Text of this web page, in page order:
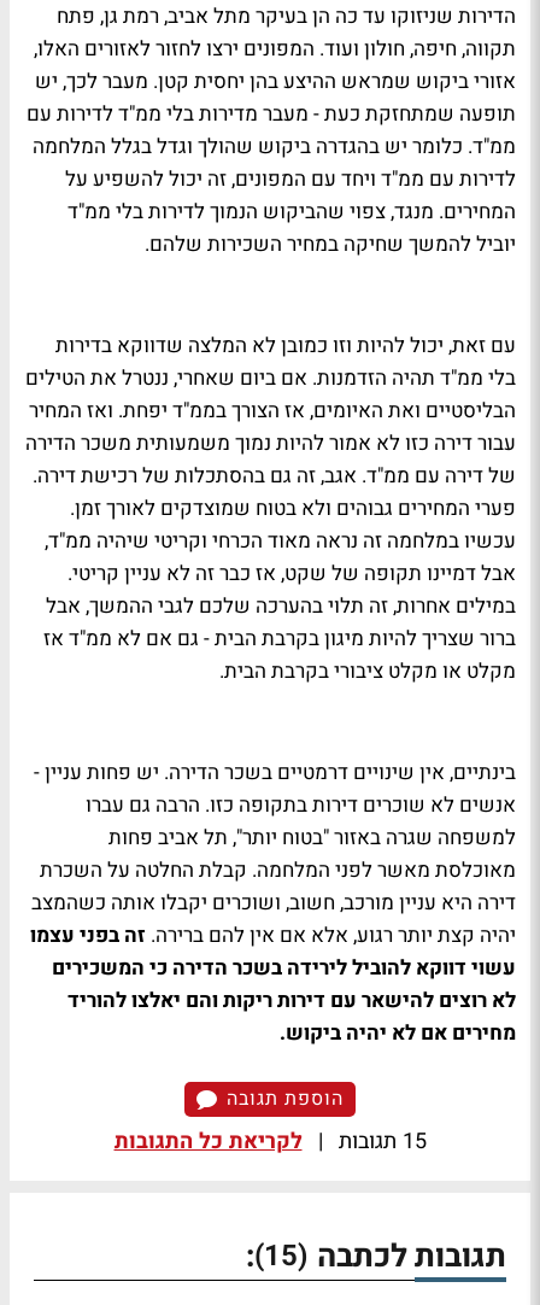
הדירות שניזוקו עד כה הן בעיקר מתל אביב, רמת גן, פתח
תקווה, חיפה, חולון ועוד. המפונים ירצו לחזור לאזורים האלו,
אזורי ביקוש שמראש ההיצע בהן יחסית קטן. מעבר לכך, יש
תופעה שמתחזקת כעת - מעבר מדירות בלי ממ"ד לדירות עם
ממ"ד. כלומר יש בהגדרה ביקוש שהולך וגדל בגלל המלחמה
לדירות עם ממ"ד ויחד עם המפונים, זה יכול להשפיע על
המחירים. מנגד, צפוי שהביקוש הנמוך לדירות בלי ממ"ד
יוביל להמשך שחיקה במחיר השכירות שלהם.
עם זאת, יכול להיות וזו כמובן לא המלצה שדווקא בדירות
בלי ממ"ד תהיה הזדמנות. אם ביום שאחרי, ננטרל את הטילים
הבליסטיים ואת האיומים, אז הצורך בממ"ד יפחת. ואז המחיר
עבור דירה כזו לא אמור להיות נמוך משמעותית משכר הדירה
של דירה עם ממ"ד. אגב, זה גם בהסתכלות של רכישת דירה.
פערי המחירים גבוהים ולא בטוח שמוצדקים לאורך זמן.
עכשיו במלחמה זה נראה מאוד הכרחי וקריטי שיהיה ממ"ד,
אבל דמיינו תקופה של שקט, אז כבר זה לא עניין קריטי.
במילים אחרות, זה תלוי בהערכה שלכם לגבי ההמשך, אבל
ברור שצריך להיות מיגון בקרבת הבית - גם אם לא ממ"ד אז
מקלט או מקלט ציבורי בקרבת הבית.
בינתיים, אין שינויים דרמטיים בשכר הדירה. יש פחות עניין -
אנשים לא שוכרים דירות בתקופה כזו. הרבה גם עברו
למשפחה שגרה באזור "בטוח יותר", תל אביב פחות
מאוכלסת מאשר לפני המלחמה. קבלת החלטה על השכרת
דירה היא עניין מורכב, חשוב, ושוכרים יקבלו אותה כשהמצב
יהיה קצת יותר רגוע, אלא אם אין להם ברירה. זה בפני עצמו
עשוי דווקא להוביל לירידה בשכר הדירה כי המשכירים
לא רוצים להישאר עם דירות ריקות והם יאלצו להוריד
מחירים אם לא יהיה ביקוש.
הוספת תגובה
15 תגובות | לקריאת כל התגובות
תגובות לכתבה (15)
: